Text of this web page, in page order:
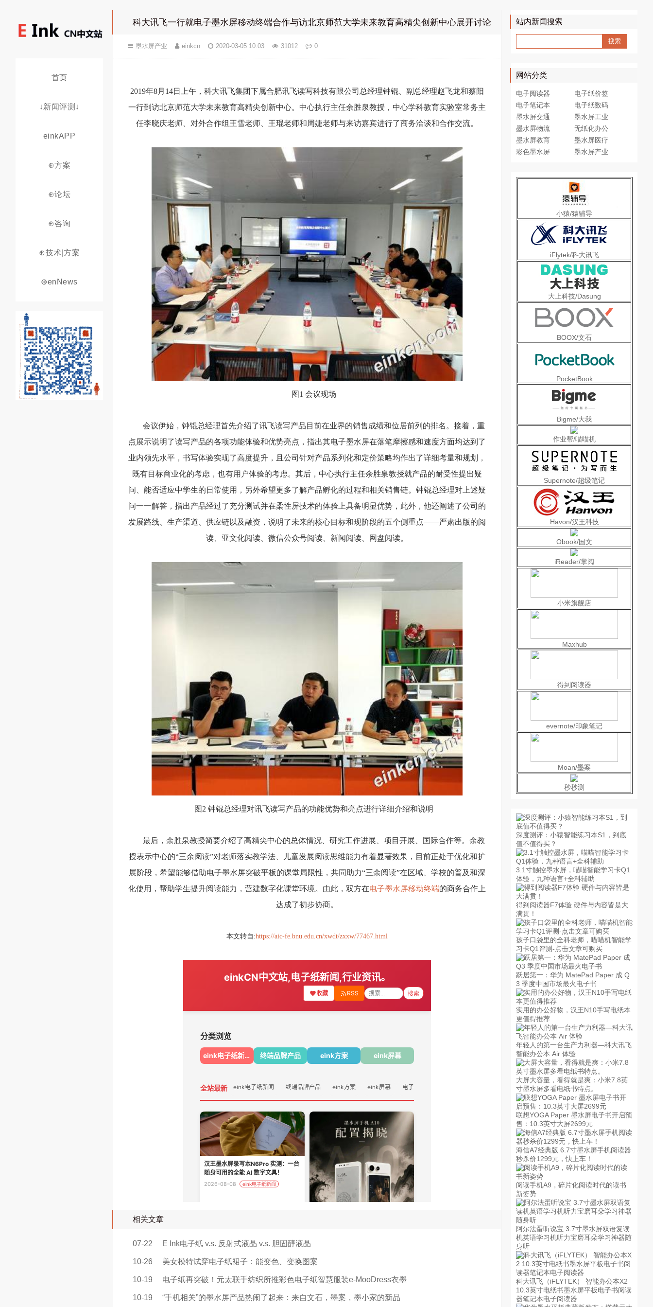
首页
↓新闻评测↓
einkAPP
⊕方案
⊕论坛
⊕咨询
⊕技术|方案
⊕enNews
科大讯飞一行就电子墨水屏移动终端合作与访北京师范大学未来教育高精尖创新中心展开讨论
墨水屏产业 einkcn 2020-03-05 10:03 31012 0
2019年8月14日上午，科大讯飞集团下属合肥讯飞读写科技有限公司总经理钟锟、副总经理赵飞龙和蔡阳
一行到访北京师范大学未来教育高精尖创新中心。中心执行主任余胜泉教授，中心学科教育实验室常务主
任李晓庆老师、对外合作组王雪老师、王琨老师和周婕老师与来访嘉宾进行了商务洽谈和合作交流。
图1 会议现场
会议伊始，钟锟总经理首先介绍了讯飞读写产品目前在业界的销售成绩和位居前列的排名。接着，重
点展示说明了读写产品的各项功能体验和优势亮点，指出其电子墨水屏在落笔摩擦感和速度方面均达到了
业内领先水平，书写体验实现了高度提升，且公司针对产品系列化和定价策略均作出了详细考量和规划，
既有目标商业化的考虑，也有用户体验的考虑。其后，中心执行主任余胜泉教授就产品的耐受性提出疑
问、能否适应中学生的日常使用，另外希望更多了解产品孵化的过程和相关销售链。钟锟总经理对上述疑
问一一解答，指出产品经过了充分测试并在柔性屏技术的体验上具备明显优势，此外，他还阐述了公司的
发展路线、生产渠道、供应链以及融资，说明了未来的核心目标和现阶段的五个侧重点——严肃出版的阅
读、亚文化阅读、微信公众号阅读、新闻阅读、网盘阅读。
图2 钟锟总经理对讯飞读写产品的功能优势和亮点进行详细介绍和说明
最后，余胜泉教授简要介绍了高精尖中心的总体情况、研究工作进展、项目开展、国际合作等。余教
授表示中心的“三余阅读”对老师落实教学法、儿童发展阅读思维能力有着显著效果，目前正处于优化和扩
展阶段，希望能够借助电子墨水屏突破平板的课堂局限性，共同助力“三余阅读”在区域、学校的普及和深
化使用，帮助学生提升阅读能力，营建数字化课堂环境。由此，双方在电子墨水屏移动终端的商务合作上
达成了初步协商。
本文转自:https://aic-fe.bnu.edu.cn/xwdt/zxxw/77467.html
相关文章
07-22 E Ink电子纸 v.s. 反射式液晶 v.s. 胆固醇液晶
10-26 美女模特试穿电子纸裙子：能变色、变换图案
10-19 电子纸再突破！元太联手纺织所推彩色电子纸智慧服装e-MooDress衣墨
10-19 “手机相关”的墨水屏产品热闹了起来：来自文石，墨案，墨小家的新品
站内新闻搜索
网站分类
电子阅读器
电子纸价签
电子笔记本
电子纸数码
墨水屏交通
墨水屏工业
墨水屏物流
无纸化办公
墨水屏教育
墨水屏医疗
彩色墨水屏
墨水屏产业
小猿/猿辅导
iFlytek/科大讯飞
大上科技/Dasung
BOOX/文石
PocketBook
Bigme/大我
作业帮/喵喵机
Supernote/超级笔记
Havon/汉王科技
Obook/国文
iReader/掌阅
小米旗舰店
Maxhub
得到阅读器
evernote/印象笔记
Moan/墨案
秒秒测
深度测评：小猿智能练习本S1，到底
值不值得买？
3.1寸触控墨水屏，喵喵智能学习卡Q1
体验，九种语言+全科辅助
得到阅读器F7体验 硬件与内容皆是大
满贯！
孩子口袋里的全科老师，喵喵机智能学
习卡Q1评测-点击文章可购买
跃居第一：华为 MatePad Paper 成 Q
3 季度中国市场最火电子书
实用的办公好物，汉王N10手写电纸本
更值得推荐
年轻人的第一台生产力利器—科大讯飞
智能办公本 Air 体验
大屏大容量，看得就是爽：小米7.8英
寸墨水屏多看电纸书特点。
联想YOGA Paper 墨水屏电子书开启预
售：10.3英寸大屏2699元
海信A7经典版 6.7寸墨水屏手机阅读器
秒杀价1299元，快上车！
阅读手机A9，碎片化阅读时代的读书
新姿势
阿尔法蛋听说宝 3.7寸墨水屏双语复读
机英语学习机听力宝磨耳朵学习神器随
身听
科大讯飞（iFLYTEK） 智能办公本X2
10.3英寸电纸书墨水屏平板电子书阅读
器笔记本电子阅读器